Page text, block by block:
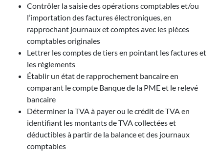
Contrôler la saisie des opérations comptables et/ou
l’importation des factures électroniques, en
rapprochant journaux et comptes avec les pièces
comptables originales
Lettrer les comptes de tiers en pointant les factures et
les règlements
Établir un état de rapprochement bancaire en
comparant le compte Banque de la PME et le relevé
bancaire
Déterminer la TVA à payer ou le crédit de TVA en
identifiant les montants de TVA collectées et
déductibles à partir de la balance et des journaux
comptables